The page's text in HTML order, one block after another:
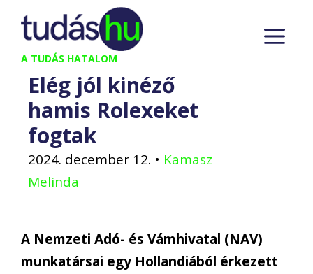
Kilépés
tartalomba
A TUDÁS HATALOM
Elég jól kinéző
hamis Rolexeket
fogtak
2024. december 12. • Kamasz
Melinda
A Nemzeti Adó- és Vámhivatal (NAV)
munkatársai egy Hollandiából érkezett